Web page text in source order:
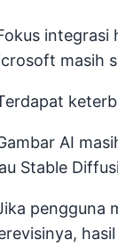
masih
AI
Stable
pengguna